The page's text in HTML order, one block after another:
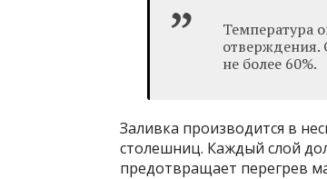
Температура
отверждения.
не более 60%.
Заливка производится в
столешниц. Каждый слой
предотвращает перегрев